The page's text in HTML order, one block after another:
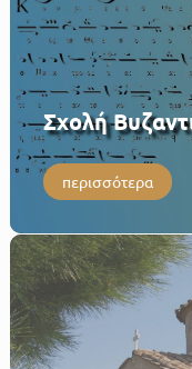
Σχολή
περισσότερα